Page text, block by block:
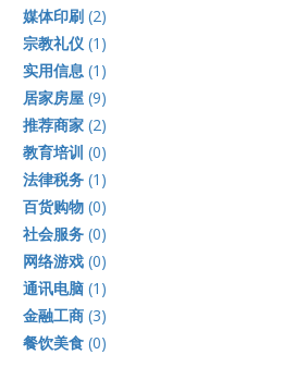
媒体印刷(2)
宗教礼仪(1)
实用信息 (1)
居家房屋(9)
推荐商家(2)
教育培训 (0)
法律税务(1)
百货购物(0)
社会服务(0)
网络游戏(0)
通讯电脑(1)
金融工商(3)
餐饮美食(0)